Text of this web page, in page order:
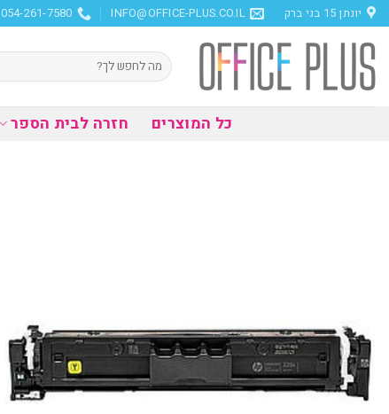
Skip
to
content
יונתן 15 בני ברק INFO@OFFICE-PLUS.CO.IL
054-261-7580
חיפוש
עבור:
כל המוצרים חזרה לבית הספר